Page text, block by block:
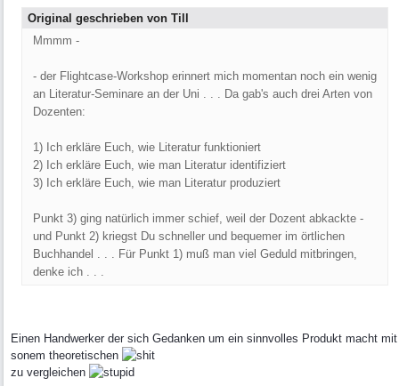
Original geschrieben von Till
Mmmm -
- der Flightcase-Workshop erinnert mich momentan noch ein wenig
an Literatur-Seminare an der Uni . . . Da gab's auch drei Arten von
Dozenten:
1) Ich erkläre Euch, wie Literatur funktioniert
2) Ich erkläre Euch, wie man Literatur identifiziert
3) Ich erkläre Euch, wie man Literatur produziert
Punkt 3) ging natürlich immer schief, weil der Dozent abkackte -
und Punkt 2) kriegst Du schneller und bequemer im örtlichen
Buchhandel . . . Für Punkt 1) muß man viel Geduld mitbringen,
denke ich . . .
Einen Handwerker der sich Gedanken um ein sinnvolles Produkt macht mit
sonem theoretischen
zu vergleichen